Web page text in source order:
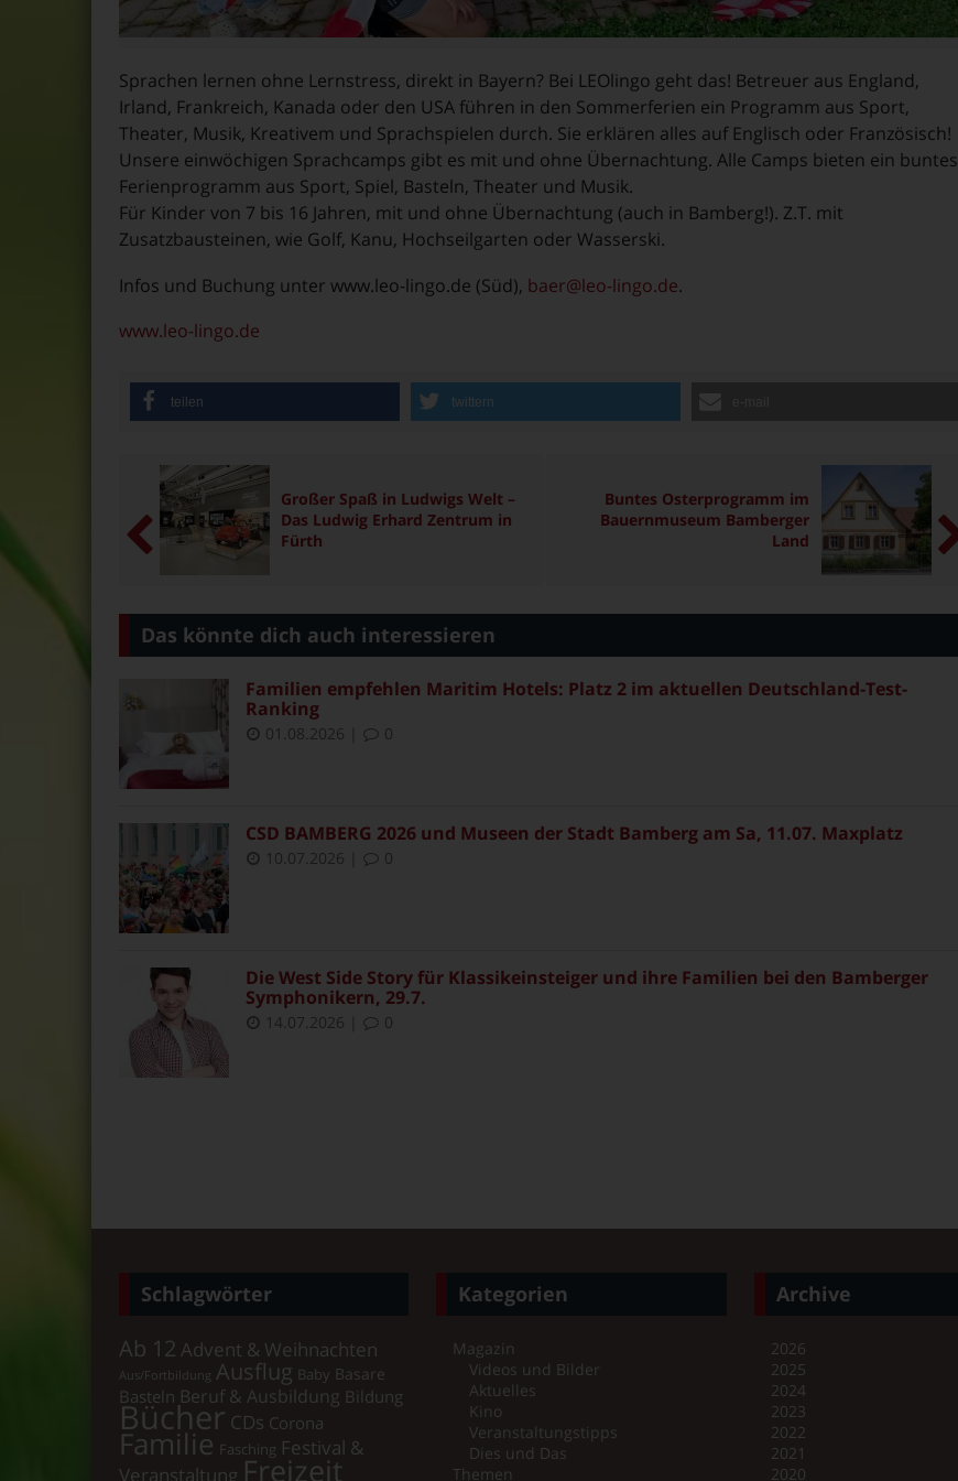
Sprachen lernen ohne Lernstress, direkt in Bayern? Bei LEOlingo geht das! Betreuer aus England,
Irland, Frankreich, Kanada oder den USA führen in den Sommerferien ein Programm aus Sport,
Theater, Musik, Kreativem und Sprachspielen durch. Sie erklären alles auf Englisch oder Französisch!
Unsere einwöchigen Sprachcamps gibt es mit und ohne Übernachtung. Alle Camps bieten ein buntes
Ferienprogramm aus Sport, Spiel, Basteln, Theater und Musik.
Für Kinder von 7 bis 16 Jahren, mit und ohne Übernachtung (auch in Bamberg!). Z.T. mit
Zusatzbausteinen, wie Golf, Kanu, Hochseilgarten oder Wasserski.
Infos und Buchung unter www.leo-lingo.de (Süd), baer@leo-lingo.de.
www.leo-lingo.de
teilen twittern
Großer Spaß in Ludwigs Welt –
Das Ludwig Erhard Zentrum in
Fürth
Buntes Osterprogramm im
Bauernmuseum Bamberger
Land
Das könnte dich auch interessieren
Familien empfehlen Maritim Hotels: Platz 2 im aktuellen Deutschland-Test-
Ranking
01.08.2026 0
CSD BAMBERG 2026 und Museen der Stadt Bamberg am Sa, 11.07. Maxplatz
10.07.2026 0
Die West Side Story für Klassikeinsteiger und ihre Familien bei den Bamberger
Symphonikern, 29.7.
14.07.2026 0
Schlagwörter
Ab 12 Advent & Weihnachten
Aus/Fortbildung Ausflug Baby Basare
Basteln Beruf & Ausbildung Bildung
Bücher CDs Corona
Familie Fasching Festival &
Veranstaltung Freizeit
Kategorien
Magazin
Videos und Bilder
Aktuelles
Kino
Veranstaltungstipps
Dies und Das
Themen
Archive
2026
2025
2024
2023
2022
2021
2020